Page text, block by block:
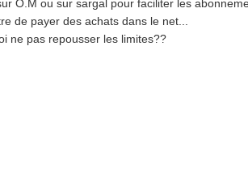
O.M ou sur sargal pour faciliter les
de payer des achats dans le net...
ne pas repousser les limites??